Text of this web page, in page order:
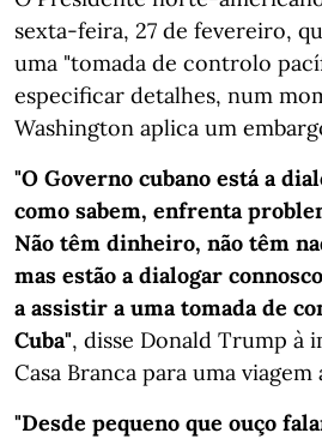
sexta-feira, 27 de fevereiro,
uma "tomada de controlo
especificar detalhes, num
Washington aplica um
"O Governo cubano está a
como sabem, enfrenta
Não têm dinheiro, não têm
mas estão a dialogar
a assistir a uma tomada de
Cuba", disse Donald Trump à
Casa Branca para uma
"Desde pequeno que ouço